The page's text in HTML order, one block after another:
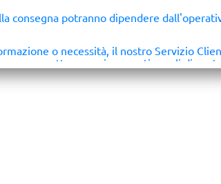
consegna potranno dipendere
o necessità, il nostro Servizio
attraverso i consueti canali di
Grazie per la fiducia e…buone